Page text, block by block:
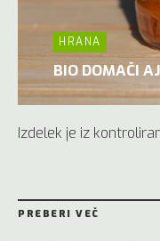
HRANA
BIO DOMAČI
Izdelek je iz
PREBERI VEČ